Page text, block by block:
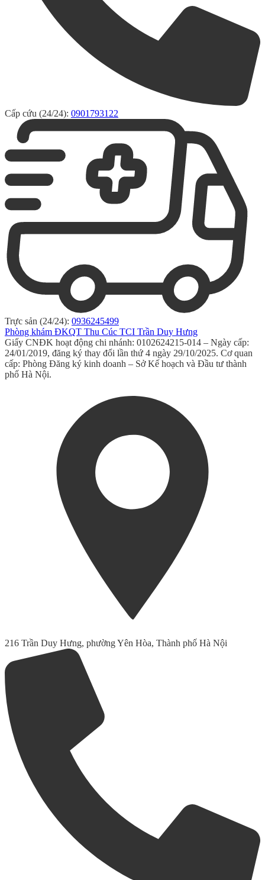
Cấp cứu (24/24): 0901793122
Trực sản (24/24): 0936245499
Phòng khám ĐKQT Thu Cúc TCI Trần Duy Hưng
Giấy CNĐK hoạt động chi nhánh: 0102624215-014 – Ngày cấp:
24/01/2019, đăng ký thay đổi lần thứ 4 ngày 29/10/2025. Cơ quan
cấp: Phòng Đăng ký kinh doanh – Sở Kế hoạch và Đầu tư thành
phố Hà Nội.
216 Trần Duy Hưng, phường Yên Hòa, Thành phố Hà Nội